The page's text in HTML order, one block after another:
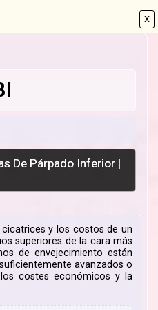
X
De Párpado Inferior |
y los costos de un
superiores de la cara más
de envejecimiento están
avanzados o
costes económicos y la